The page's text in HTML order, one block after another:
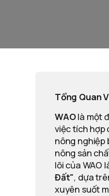
Tổng Quan
WAOlà một
việc tích hợp
nông nghiệp
nông sản
lõi của WAO
Đất", dựa
xuyên suốt